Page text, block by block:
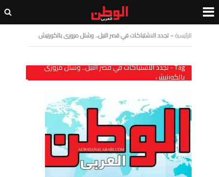
الرئيسية»تجدد الاشتباكات في قصر النيل.. وشلل مرورى بالكورنيش
Tag - تجدد الاشتباكات في قصر النيل.. وشلل مرورى
بالكورنيش